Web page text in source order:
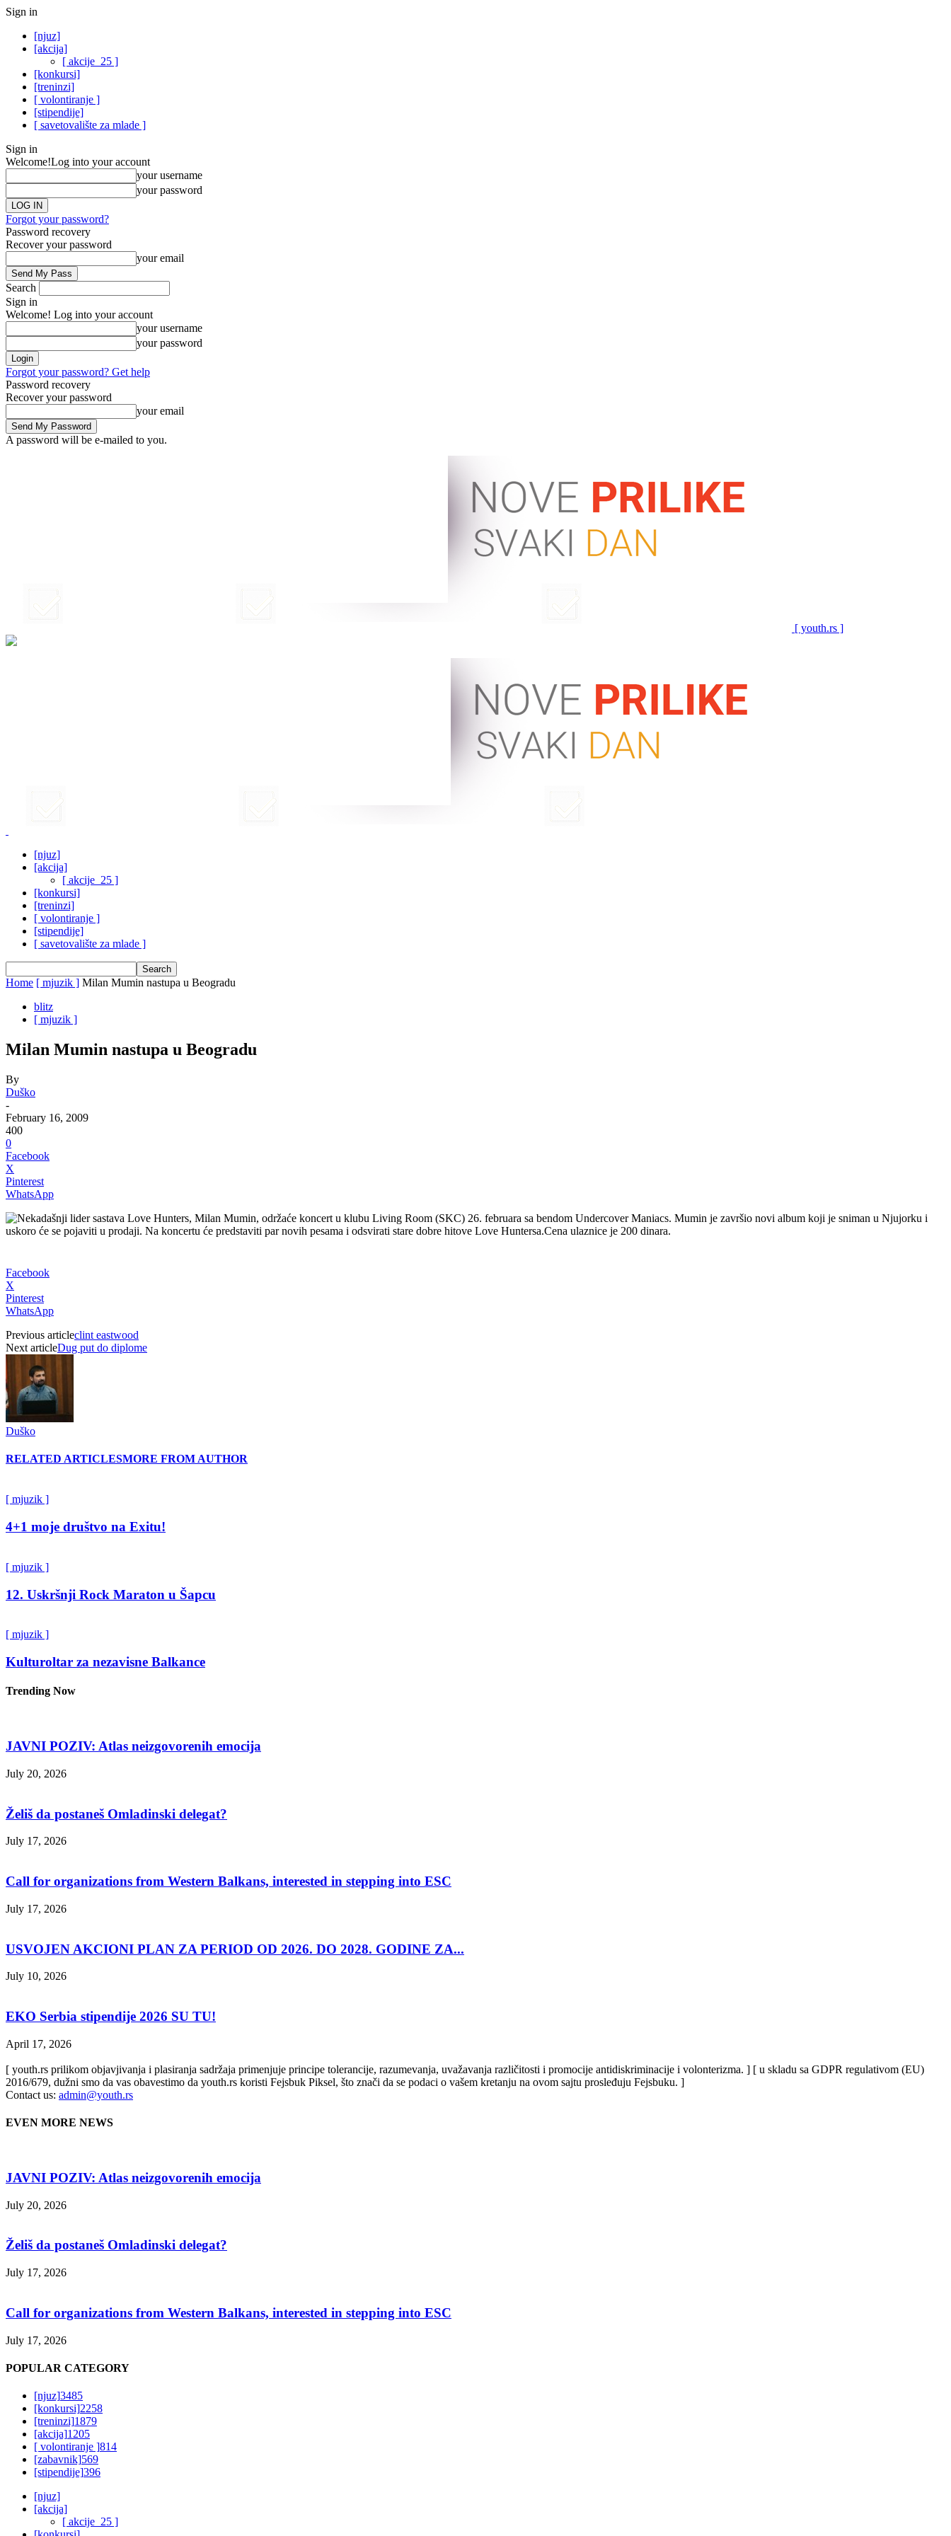
Sign in
[njuz]
[akcija]
[ akcije_25 ]
[konkursi]
[treninzi]
[ volontiranje ]
[stipendije]
[ savetovalište za mlade ]
Sign in
Welcome!Log into your account
your username
your password
Forgot your password?
Password recovery
Recover your password
your email
Search
Sign in
Welcome! Log into your account
your username
your password
Forgot your password? Get help
Password recovery
Recover your password
your email
A password will be e-mailed to you.
[ youth.rs ]
[njuz]
[akcija]
[ akcije_25 ]
[konkursi]
[treninzi]
[ volontiranje ]
[stipendije]
[ savetovalište za mlade ]
Home [ mjuzik ] Milan Mumin nastupa u Beogradu
blitz
[ mjuzik ]
Milan Mumin nastupa u Beogradu
By
Duško
-
February 16, 2009
400
0
Facebook
X
Pinterest
WhatsApp
Nekadašnji lider sastava Love Hunters, Milan Mumin, održaće koncert u klubu Living Room (SKC) 26. februara sa bendom Undercover Maniacs. Mumin je završio novi album koji je sniman u Njujorku i
uskoro će se pojaviti u prodaji. Na koncertu će predstaviti par novih pesama i odsvirati stare dobre hitove Love Huntersa.Cena ulaznice je 200 dinara.
Facebook
X
Pinterest
WhatsApp
Previous articleclint eastwood
Next articleDug put do diplome
Duško
RELATED ARTICLESMORE FROM AUTHOR
[ mjuzik ]
4+1 moje društvo na Exitu!
[ mjuzik ]
12. Uskršnji Rock Maraton u Šapcu
[ mjuzik ]
Kulturoltar za nezavisne Balkance
Trending Now
JAVNI POZIV: Atlas neizgovorenih emocija
July 20, 2026
Želiš da postaneš Omladinski delegat?
July 17, 2026
Call for organizations from Western Balkans, interested in stepping into ESC
July 17, 2026
USVOJEN AKCIONI PLAN ZA PERIOD OD 2026. DO 2028. GODINE ZA...
July 10, 2026
EKO Serbia stipendije 2026 SU TU!
April 17, 2026
[ youth.rs prilikom objavjivanja i plasiranja sadržaja primenjuje principe tolerancije, razumevanja, uvažavanja različitosti i promocije antidiskriminacije i volonterizma. ] [ u skladu sa GDPR regulativom (EU)
2016/679, dužni smo da vas obavestimo da youth.rs koristi Fejsbuk Piksel, što znači da se podaci o vašem kretanju na ovom sajtu prosleđuju Fejsbuku. ]
Contact us: admin@youth.rs
EVEN MORE NEWS
JAVNI POZIV: Atlas neizgovorenih emocija
July 20, 2026
Želiš da postaneš Omladinski delegat?
July 17, 2026
Call for organizations from Western Balkans, interested in stepping into ESC
July 17, 2026
POPULAR CATEGORY
[njuz]3485
[konkursi]2258
[treninzi]1879
[akcija]1205
[ volontiranje ]814
[zabavnik]569
[stipendije]396
[njuz]
[akcija]
[ akcije_25 ]